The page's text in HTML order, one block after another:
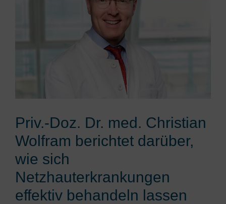
Priv.-Doz. Dr. med. Christian
Wolfram berichtet darüber,
wie sich
Netzhauterkrankungen
effektiv behandeln lassen